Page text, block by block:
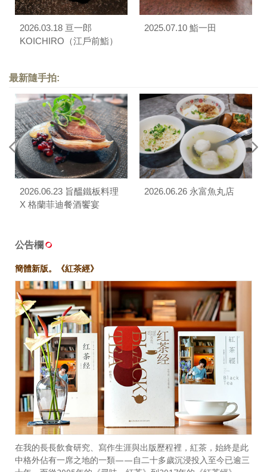
2026.03.18 亘一郎
KOICHIRO（江戶前鮨）
2025.07.10 鮨一田
最新隨手拍:
2026.06.23 旨醞鐵板料理
X 格蘭菲迪餐酒饗宴
2026.06.26 永富魚丸店
公告欄
簡體新版。《紅茶經》
在我的長長飲食研究、寫作生涯與出版歷程裡，紅茶，始終是此
中格外佔有一席之地的一類——自二十多歲沉浸投入至今已逾三